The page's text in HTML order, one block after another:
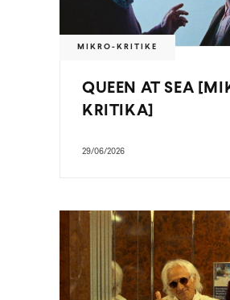
MIKRO-KRITIKE
QUEEN AT SEA
KRITIKA]
29/06/2026